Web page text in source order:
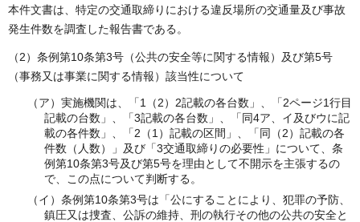
本件文書は、特定の交通取締りにおける違反場所の交通量及び事故
発生件数を調査した報告書である。
（2）条例第10条第3号（公共の安全等に関する情報）及び第5号
（事務又は事業に関する情報）該当性について
（ア）実施機関は、「1（2）2記載の各台数」、「2ページ1行目
記載の台数」、「3記載の各台数」、「同4ア、イ及びウに記
載の各件数」、「2（1）記載の区間」、「同（2）記載の各
件数（人数）」及び「3交通取締りの必要性」について、条
例第10条第3号及び第5号を理由として不開示を主張するの
で、この点について判断する。
（イ）条例第10条第3号は「公にすることにより、犯罪の予防、
鎮圧又は捜査、公訴の維持、刑の執行その他の公共の安全と